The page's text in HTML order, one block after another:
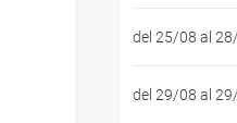
del 25/08 al
del 29/08 al